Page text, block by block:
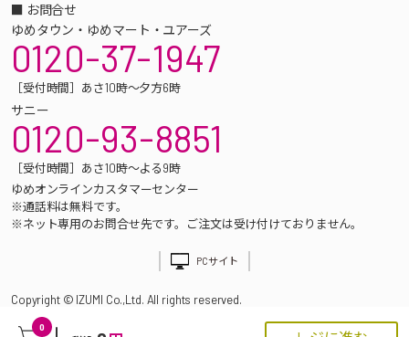
0
■ お問合せ
ゆめタウン・ゆめマート・ユアーズ
0120-37-1947
［受付時間］あさ10時～夕方6時
サニー
0120-93-8851
［受付時間］あさ10時～よる9時
ゆめオンラインカスタマーセンター
※通話料は無料です。
※ネット専用のお問合せ先です。ご注文は受け付けておりません。
PCサイト
Copyright © IZUMI Co.,Ltd. All rights reserved.